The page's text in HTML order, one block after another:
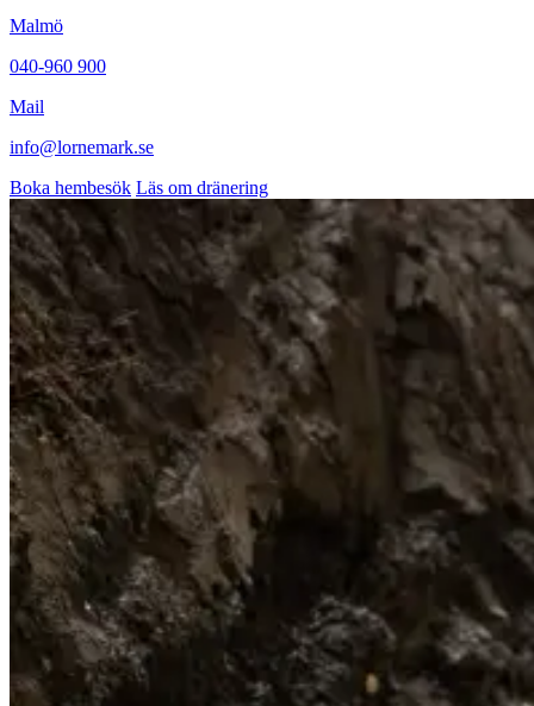
Malmö
040-960 900
Mail
info@lornemark.se
Boka hembesök Läs om dränering